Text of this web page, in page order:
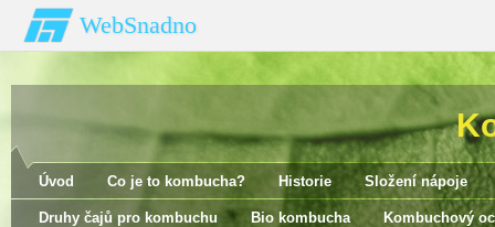
WebSnadno
Úvod Co je to kombucha? Historie Složení nápoje
Druhy čajů pro kombuchu Bio kombucha Kombuchový